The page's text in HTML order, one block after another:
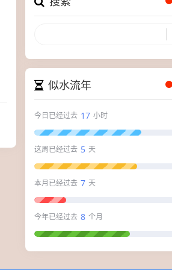
似水流年
今日已经过去 17 小时
这周已经过去 5 天
本月已经过去 7 天
今年已经过去 8 个月